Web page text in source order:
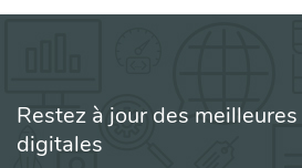
Restez à jour des
digitales